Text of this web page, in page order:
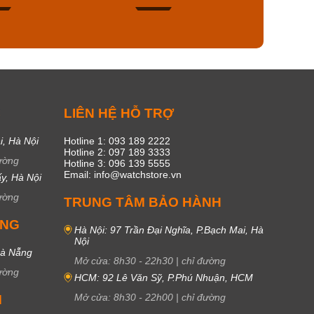
Hà Nội
Hà Nội
Nẵng
LIÊN HỆ HỖ TRỢ
Hotline 1: 093 189 2222
Hotline 2: 097 189 3333
Hotline 3: 096 139 5555
Email: info@watchstore.vn
TRUNG TÂM BẢO HÀNH
Hà Nội: 97 Trần Đại Nghĩa, P.Bạch Mai, Hà
Nội
Mở cửa: 8h30 - 22h30 | chỉ đường
HCM: 92 Lê Văn Sỹ, P.Phú Nhuận, HCM
Mở cửa: 8h30 - 22h00 | chỉ đường